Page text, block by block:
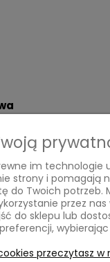
im technologie
strony i pomagają
do Twoich potrzeb.
przez nas
do sklepu lub
przeczytasz w